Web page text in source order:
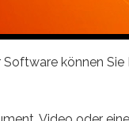
können